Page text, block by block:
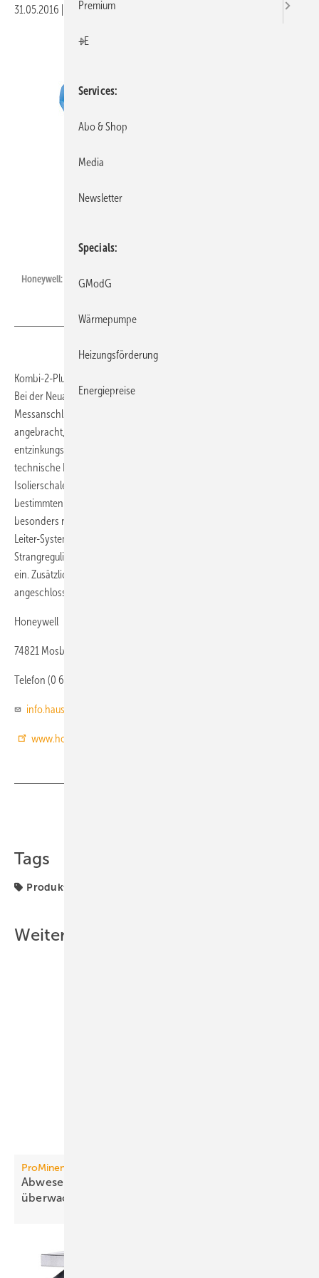
31.05.2016 Veröffentlicht in
Honeywell: Kombi-2 Low Flow.
Kombi-2-Plus ist ein statisches Strangregulierventil für den Rücklauf.
Bei der Neuauflage des voreinstellbaren Ventils sind die
Messanschlüsse leichter zugänglich auf der Seite des Handrads
angebracht, zudem wird die Armatur jetzt aus
entzinkungsbeständigem Messing gefertigt. Die Baulänge und andere
technische Details wurden nicht verändert, jedoch wurden die
Isolierschalen für alle Produkte der Kombi-Familie vereinheitlicht. Bei
bestimmten Anlagen können Strangregulierventile nötig sein, die auf
besonders niedrige Durchflussmengen ausgelegt sind, z. B. bei 4-
Leiter-Systemen. Auf diesen Bedarf geht Honeywell mit den neuen
Strangregulierventilen Kombi-2 Low Flow mit einem k
ein. Zusätzlich kann ein Antrieb für eine Zonen-Regelung
angeschlossen werden.
Honeywell
74821 Mosbach
Telefon (0 62 61) 81 12 06
info.haustechnik@honeywell.com
www.honeywell-haustechnik.de
Tags
Produkte
Weitere Inhalte
ProMinent
Abwesenheit von freiem Chlor sicher
über­wachen
Premium
+E
Services
Abo & Shop
Media
Newsletter
Specials
GModG
Wärmepumpe
Heizungsförderung
Energiepreise